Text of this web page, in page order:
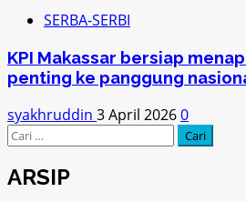
SERBA-SERBI
KPI Makassar bersiap
penting ke panggung
syakhruddin 3 April 20260
Cari
untuk:
ARSIP